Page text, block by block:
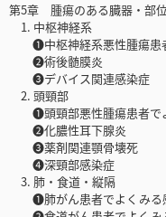
第5章 腫瘍のある臓器・部
1. 中枢神経系
❶中枢神経系悪性腫瘍患
❷術後髄膜炎
❸デバイス関連感染症
2. 頭頸部
❶頭頸部悪性腫瘍患者で
❷化膿性耳下腺炎
❸薬剤関連顎骨壊死
❹深頸部感染症
3. 肺・食道・縦隔
❶肺がん患者でよくみる